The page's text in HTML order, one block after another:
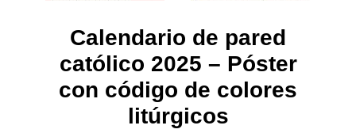
Calendario de pared
católico 2025 – Póster
con código de colores
litúrgicos